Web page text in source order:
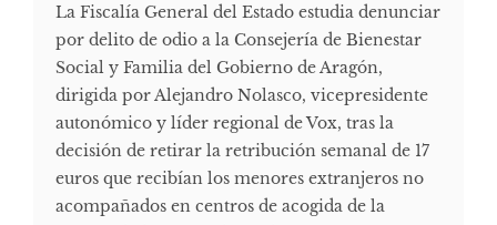
La Fiscalía General del Estado estudia denunciar
por delito de odio a la Consejería de Bienestar
Social y Familia del Gobierno de Aragón,
dirigida por Alejandro Nolasco, vicepresidente
autonómico y líder regional de Vox, tras la
decisión de retirar la retribución semanal de 17
euros que recibían los menores extranjeros no
acompañados en centros de acogida de la